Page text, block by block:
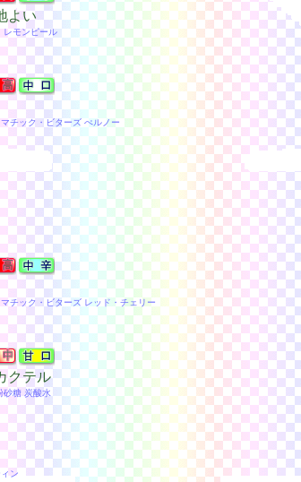
よい
レモンピール
チック・ビターズ ぺルノー
チック・ビターズ レッド・チェリー
クテル
砂糖 炭酸水
ン